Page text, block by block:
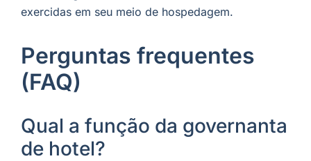
exercidas em seu meio de hospedagem.
Perguntas frequentes
(FAQ)
Qual a função da governanta
de hotel?